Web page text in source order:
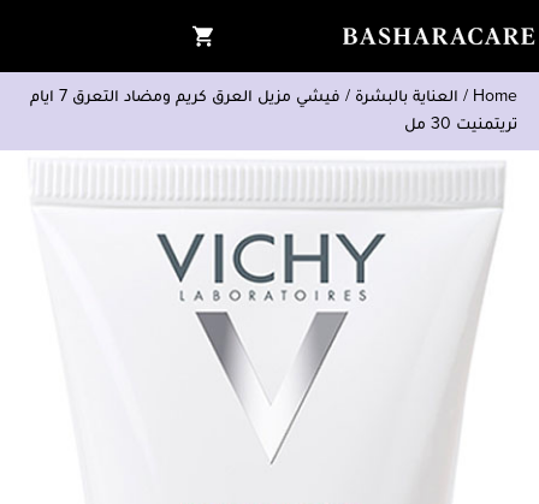
Home
/ العناية بالبشرة /
فيشي مزيل العرق كريم ومضاد التعرق 7 ايام
تريتمنيت 30 مل